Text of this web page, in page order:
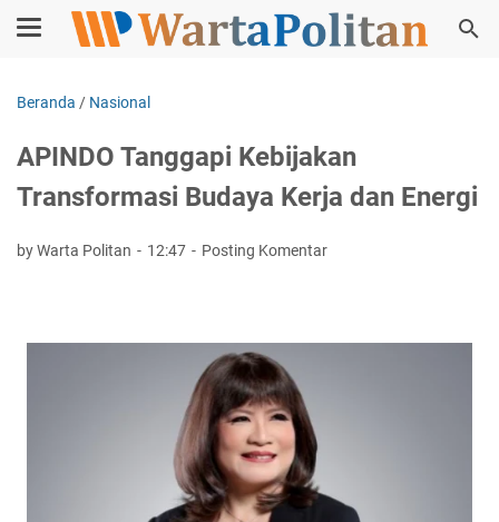
Beranda / Nasional
APINDO Tanggapi Kebijakan
Transformasi Budaya Kerja dan Energi
by Warta Politan 12:47 Posting Komentar